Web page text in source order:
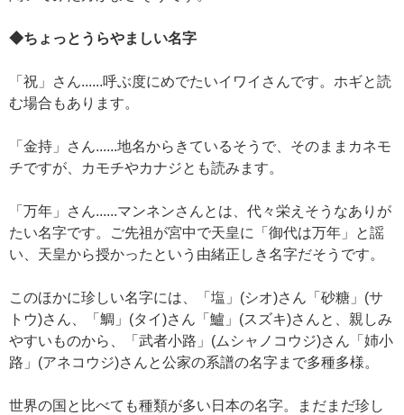
◆ちょっとうらやましい名字
「祝」さん......呼ぶ度にめでたいイワイさんです。ホギと読
む場合もあります。
「金持」さん......地名からきているそうで、そのままカネモ
チですが、カモチやカナジとも読みます。
「万年」さん......マンネンさんとは、代々栄えそうなありが
たい名字です。ご先祖が宮中で天皇に「御代は万年」と謡
い、天皇から授かったという由緒正しき名字だそうです。
このほかに珍しい名字には、「塩」(シオ)さん「砂糖」(サ
トウ)さん、「鯛」(タイ)さん「鱸」(スズキ)さんと、親しみ
やすいものから、「武者小路」(ムシャノコウジ)さん「姉小
路」(アネコウジ)さんと公家の系譜の名字まで多種多様。
世界の国と比べても種類が多い日本の名字。まだまだ珍し